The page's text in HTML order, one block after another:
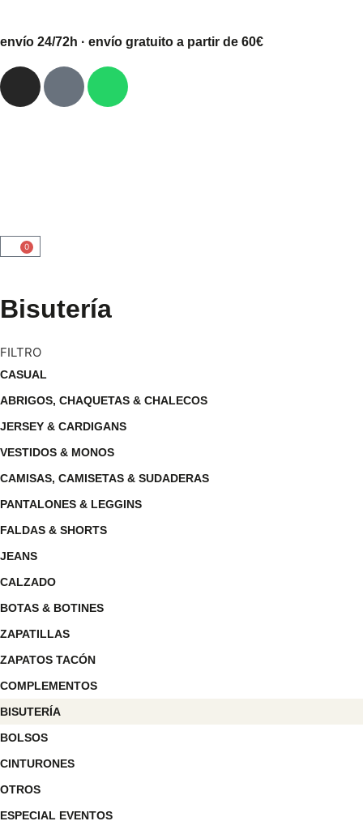
envío 24/72h · envío gratuito a partir de 60€
0
Bisutería
FILTRO
CASUAL
ABRIGOS, CHAQUETAS & CHALECOS
JERSEY & CARDIGANS
VESTIDOS & MONOS
CAMISAS, CAMISETAS & SUDADERAS
PANTALONES & LEGGINS
FALDAS & SHORTS
JEANS
CALZADO
BOTAS & BOTINES
ZAPATILLAS
ZAPATOS TACÓN
COMPLEMENTOS
BISUTERÍA
BOLSOS
CINTURONES
OTROS
ESPECIAL EVENTOS